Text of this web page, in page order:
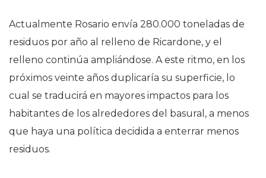
Actualmente Rosario envía 280.000 toneladas de
residuos por año al relleno de Ricardone, y el
relleno continúa ampliándose. A este ritmo, en los
próximos veinte años duplicaría su superficie, lo
cual se traducirá en mayores impactos para los
habitantes de los alrededores del basural, a menos
que haya una política decidida a enterrar menos
residuos.